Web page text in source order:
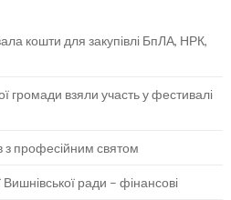
кошти для закупівлі БпЛА, НРК,
громади взяли участь у фестивалі
з професійним святом
ради – фінансові